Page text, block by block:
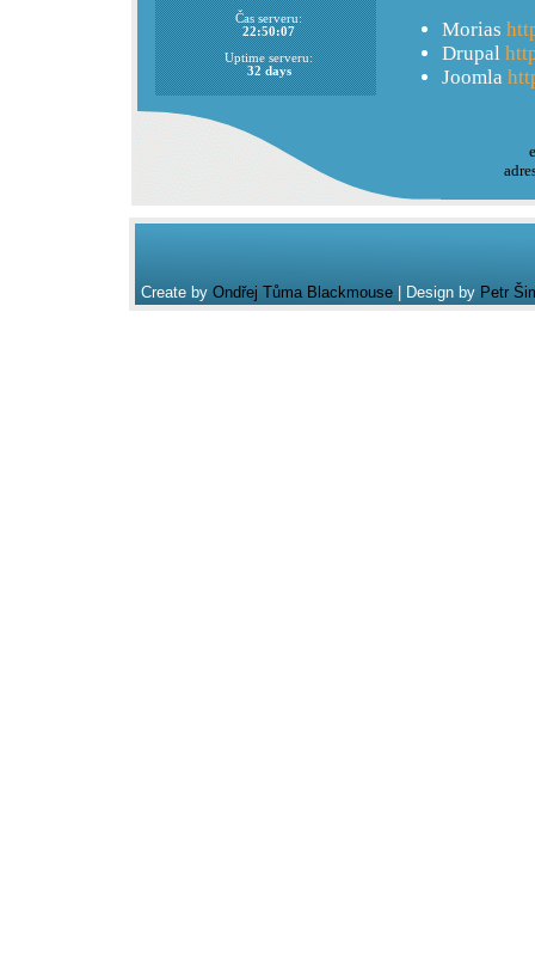
Morias
Drupal
Joomla
Čas serveru:
22:50:07
Uptime serveru:
32 days
Create by Ondřej Tůma Blackmouse| Design by Petr